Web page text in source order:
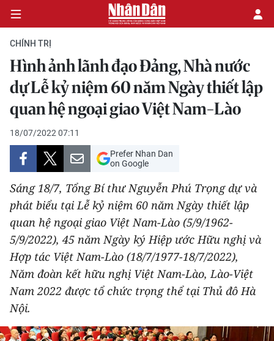
CHÍNH TRỊ
KINH TẾ
VĂN HÓA
XÃ HỘI
PHÁP LUẬT
DU LỊCH
THẾ GIỚI
THỂ THAO
GIÁO DỤC
CHÍNH TRỊ
Hình ảnh lãnh đạo Đảng, Nhà nước
dự Lễ kỷ niệm 60 năm Ngày thiết lập
quan hệ ngoại giao Việt Nam-Lào
18/07/2022 07:11
Prefer Nhan Dan
on Google
Sáng 18/7, Tổng Bí thư Nguyễn Phú Trọng dự và
phát biểu tại Lễ kỷ niệm 60 năm Ngày thiết lập
quan hệ ngoại giao Việt Nam-Lào (5/9/1962-
5/9/2022), 45 năm Ngày ký Hiệp ước Hữu nghị và
Hợp tác Việt Nam-Lào (18/7/1977-18/7/2022),
Năm đoàn kết hữu nghị Việt Nam-Lào, Lào-Việt
Nam 2022 được tổ chức trọng thể tại Thủ đô Hà
Nội.